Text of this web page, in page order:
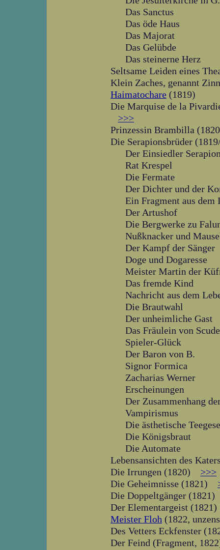
Das Sanctus
Das öde Haus
Das Majorat
Das Gelübde
Das steinerne Herz
Seltsame Leiden eines
Klein Zaches, genannt
Haimatochare (1819)
Die Marquise de la
>>>
Prinzessin Brambilla
Die Serapionsbrüder
Der Einsiedler
Rat Krespel
Die Fermate
Der Dichter und der
Ein Fragment aus dem
Der Artushof
Die Bergwerke zu
Nußknacker und
Der Kampf der Sänger
Doge und Dogaresse
Meister Martin der
Das fremde Kind
Nachricht aus dem
Die Brautwahl
Der unheimliche Gast
Das Fräulein von
Spieler-Glück
Der Baron von B.
Signor Formica
Zacharias Werner
Erscheinungen
Der Zusammenhang
Vampirismus
Die ästhetische
Die Königsbraut
Die Automate
Lebensansichten des
Die Irrungen (1820) >>>
Die Geheimnisse (1821)
Die Doppeltgänger
Der Elementargeist
Meister Floh (1822,
Des Vetters Eckfenster
Der Feind (Fragment,